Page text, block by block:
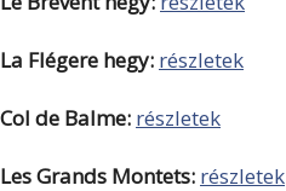
La Flégere hegy: részletek
Col de Balme: részletek
Les Grands Montets: részletek